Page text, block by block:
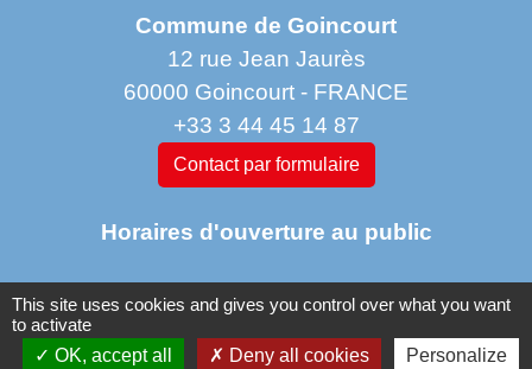
Commune de Goincourt
12 rue Jean Jaurès
60000 Goincourt - FRANCE
+33 3 44 45 14 87
Contact par formulaire
Horaires d'ouverture au public
Lundi : 11 h à 14 h
Mardi de 14 h à 18h
This site uses cookies and gives you control over what you want
to activate
OK, accept all
Deny all cookies Personalize